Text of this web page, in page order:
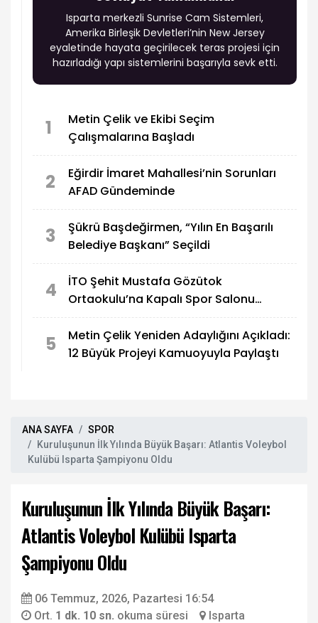
Isparta merkezli Sunrise Cam Sistemleri,
Amerika Birleşik Devletleri’nin New Jersey
eyaletinde hayata geçirilecek teras projesi için
hazırladığı yapı sistemlerini başarıyla sevk etti.
1
Metin Çelik ve Ekibi Seçim
Çalışmalarına Başladı
2
Eğirdir İmaret Mahallesi’nin Sorunları
AFAD Gündeminde
3
Şükrü Başdeğirmen, “Yılın En Başarılı
Belediye Başkanı” Seçildi
4
İTO Şehit Mustafa Gözütok
Ortaokulu’na Kapalı Spor Salonu
5
Metin Çelik Yeniden Adaylığını Açıkladı:
12 Büyük Projeyi Kamuoyuyla Paylaştı
ANA SAYFA
SPOR
Kuruluşunun İlk Yılında Büyük Başarı: Atlantis Voleybol
Kulübü Isparta Şampiyonu Oldu
Kuruluşunun İlk Yılında Büyük Başarı:
Atlantis Voleybol Kulübü Isparta
Şampiyonu Oldu
06 Temmuz, 2026, Pazartesi 16:54
Ort. 1 dk. 10 sn. okuma süresi Isparta